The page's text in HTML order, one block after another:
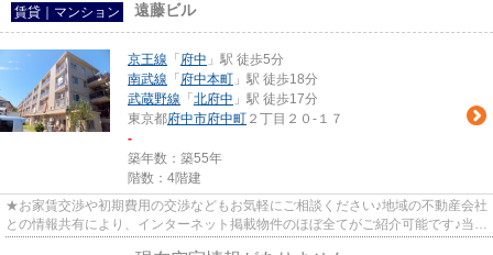
賃貸｜マンション 遠藤ビル
京王線 「 府中 」駅 徒歩5分
南武線 「 府中本町 」駅 徒歩18分
武蔵野線 「 北府中 」駅 徒歩17分
東京都府中市府中町 ２丁目２０-１７
-
築年数：築55年
階数：4階建
★お家賃交渉や初期費用の交渉などもお気軽にご相談ください♪地域の不動産会社
との情報共有により、インターネット掲載物件のほぼ全てがご紹介可能です♪当店